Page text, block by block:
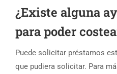
¿Existe alguna
para poder
Puede solicitar préstamos
que pudiera solicitar. Para